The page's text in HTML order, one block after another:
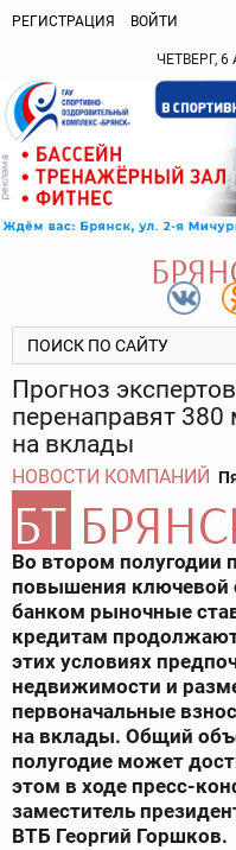
РЕГИСТРАЦИЯ ВОЙТИ
ЧЕТВЕРГ, 6
Прогноз
перенаправят 380
на вклады
НОВОСТИ КОМПАНИЙ
Во втором полугодии
повышения ключевой
банком рыночные
кредитам
этих условиях
недвижимости и
первоначальные
на вклады. Общий
полугодие может
этом в ходе пресс-
заместитель
ВТБ Георгий Горшков.